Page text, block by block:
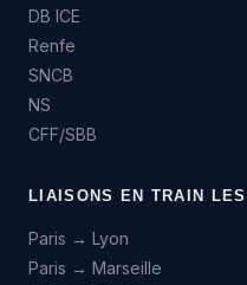
DB ICE
Renfe
SNCB
NS
CFF/SBB
LIAISONS EN TRAIN
Paris → Lyon
Paris → Marseille